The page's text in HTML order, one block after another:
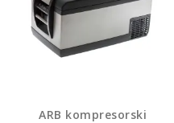
ARB kompresorski